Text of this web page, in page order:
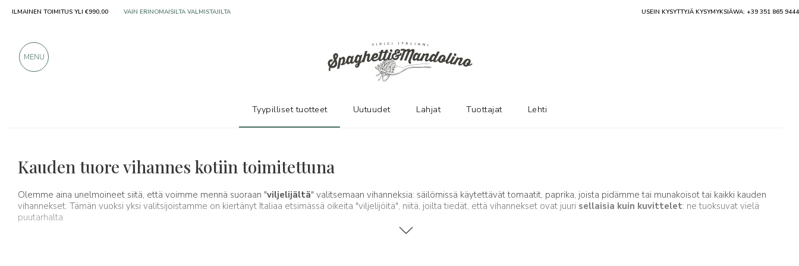
Kauden tuore vihannes kotiin toimitettuna
Olemme aina unelmoineet siitä, että voimme mennä suoraan "viljelijältä" valitsemaan vihanneksia: säilömissä käytettävät tomaatit, paprika, joista pidämme tai munakoisot tai kaikki kauden
vihannekset. Tämän vuoksi yksi valitsijoistamme on kiertänyt Italiaa etsimässä oikeita "viljelijöitä", niitä, joilta tiedät, että vihannekset ovat juuri sellaisia kuin kuvittelet: ne tuoksuvat vielä
puutarhalta.
ILMAINEN TOIMITUS YLI €990,00 USEIN KYSYTTYJÄ KYSYMYKSIÄWA: +39 351 865 9444
MENU
Tyypilliset tuotteet Uutuudet Lahjat Tuottajat Lehti